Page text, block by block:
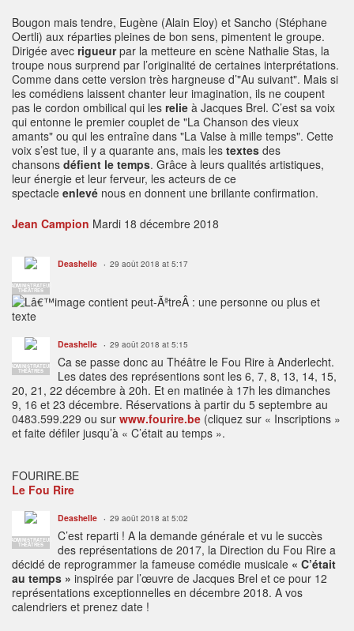
Bougon mais tendre, Eugène (Alain Eloy) et Sancho (Stéphane
Oertli) aux réparties pleines de bon sens, pimentent le groupe.
Dirigée avec rigueur par la metteure en scène Nathalie Stas, la
troupe nous surprend par l’originalité de certaines interprétations.
Comme dans cette version très hargneuse d’"Au suivant". Mais si
les comédiens laissent chanter leur imagination, ils ne coupent
pas le cordon ombilical qui les relie à Jacques Brel. C’est sa voix
qui entonne le premier couplet de "La Chanson des vieux
amants" ou qui les entraîne dans "La Valse à mille temps". Cette
voix s’est tue, il y a quarante ans, mais les textes des
chansons défient le temps. Grâce à leurs qualités artistiques,
leur énergie et leur ferveur, les acteurs de ce
spectacle enlevé nous en donnent une brillante confirmation.
Jean Campion Mardi 18 décembre 2018
ADMINISTRATEUR
THÉÂTRES
Deashelle 29 août 2018 at 5:17
ADMINISTRATEUR
THÉÂTRES
Deashelle 29 août 2018 at 5:15
Ca se passe donc au Théâtre le Fou Rire à Anderlecht.
Les dates des représentions sont les 6, 7, 8, 13, 14, 15,
20, 21, 22 décembre à 20h. Et en matinée à 17h les dimanches
9, 16 et 23 décembre. Réservations à partir du 5 septembre au
0483.599.229 ou sur www.fourire.be (cliquez sur « Inscriptions »
et faite défiler jusqu’à « C’était au temps ».
FOURIRE.BE
Le Fou Rire
ADMINISTRATEUR
THÉÂTRES
Deashelle 29 août 2018 at 5:02
C’est reparti ! A la demande générale et vu le succès
des représentations de 2017, la Direction du Fou Rire a
décidé de reprogrammer la fameuse comédie musicale « C’était
au temps » inspirée par l’œuvre de Jacques Brel et ce pour 12
représentations exceptionnelles en décembre 2018. A vos
calendriers et prenez date !